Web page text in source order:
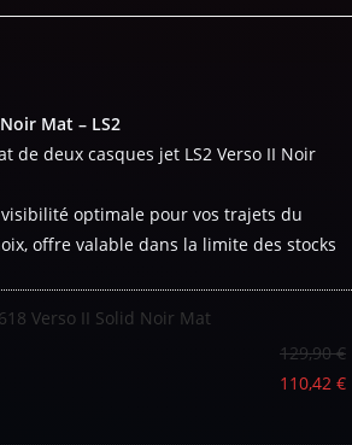
Mat – LS2
de deux casques jet LS2 Verso II Noir
optimale pour vos trajets du
offre valable dans la limite des stocks
Verso II Solid Noir Mat
129,90€
110,42 €